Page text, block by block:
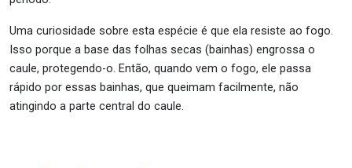
Uma curiosidade sobre esta espécie é que ela resiste ao fogo.
Isso porque a base das folhas secas (bainhas) engrossa o
caule, protegendo-o. Então, quando vem o fogo, ele passa
rápido por essas bainhas, que queimam facilmente, não
atingindo a parte central do caule.